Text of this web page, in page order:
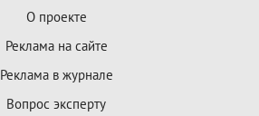
О проекте
Реклама на сайте
Реклама в журнале
Вопрос эксперту